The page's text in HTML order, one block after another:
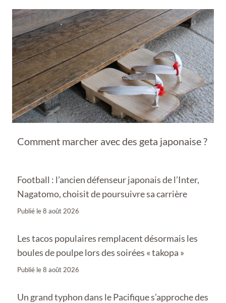
Comment marcher avec des geta japonaise ?
Football : l’ancien défenseur japonais de l’Inter,
Nagatomo, choisit de poursuivre sa carrière
Publié le8 août 2026
Les tacos populaires remplacent désormais les
boules de poulpe lors des soirées « takopa »
Publié le8 août 2026
Un grand typhon dans le Pacifique s’approche des